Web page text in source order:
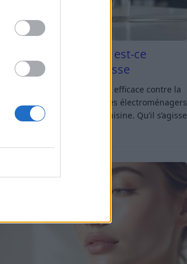
Vinaigre blanc et four est-ce
efficace contre la graisse
Vinaigre blanc et four : est-ce efficace contre la
graisse ? Le four fait partie des électroménagers
les plus sollicités dans une cuisine. Qu’il s’agisse